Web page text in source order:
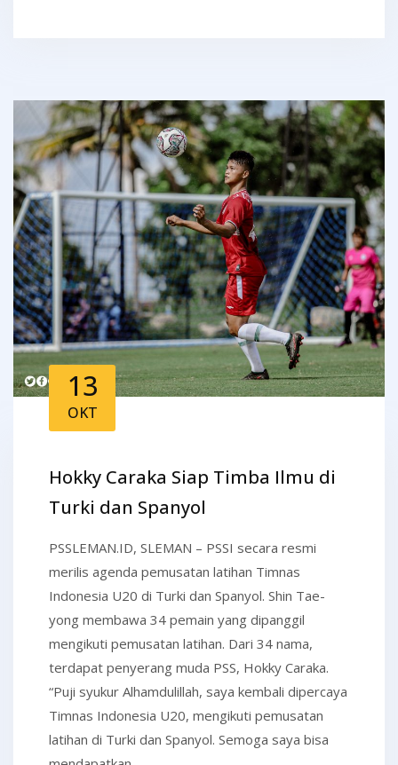
13
OKT
Hokky Caraka Siap Timba Ilmu di
Turki dan Spanyol
PSSLEMAN.ID, SLEMAN – PSSI secara resmi
merilis agenda pemusatan latihan Timnas
Indonesia U20 di Turki dan Spanyol. Shin Tae-
yong membawa 34 pemain yang dipanggil
mengikuti pemusatan latihan. Dari 34 nama,
terdapat penyerang muda PSS, Hokky Caraka.
“Puji syukur Alhamdulillah, saya kembali dipercaya
Timnas Indonesia U20, mengikuti pemusatan
latihan di Turki dan Spanyol. Semoga saya bisa